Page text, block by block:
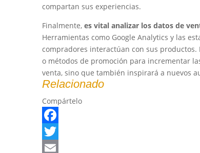
compartan sus experiencias.
Finalmente, es vital analizar los datos de
Herramientas como Google Analytics y las
compradores interactúan con sus
o métodos de promoción para incrementar
venta, sino que también inspirará a nuevos
Relacionado
Compártelo
Facebook
Twitter